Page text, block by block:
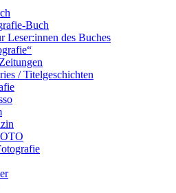
Buch
Leser:innen des Buches
/ Titelgeschichten